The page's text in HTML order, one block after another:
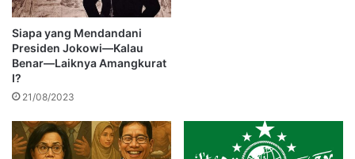
Siapa yang Mendandani
Presiden Jokowi—Kalau
Benar—Laiknya Amangkurat
I?
21/08/2023